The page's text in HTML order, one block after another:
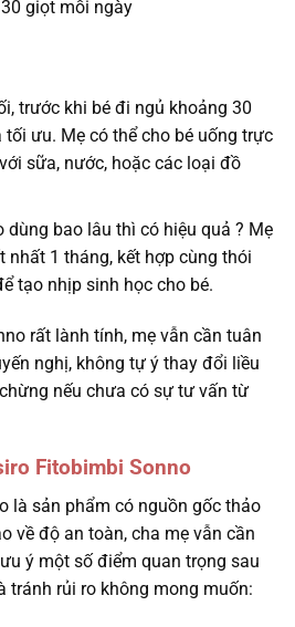
giọt mỗi ngày
trước khi bé đi ngủ khoảng 30
ưu. Mẹ có thể cho bé uống trực
sữa, nước, hoặc các loại đồ
dùng bao lâu thì có hiệu quả ? Mẹ
nhất 1 tháng, kết hợp cùng thói
tạo nhịp sinh học cho bé.
rất lành tính, mẹ vẫn cần tuân
nghị, không tự ý thay đổi liều
nếu chưa có sự tư vấn từ
Fitobimbi Sonno
là sản phẩm có nguồn gốc thảo
về độ an toàn, cha mẹ vẫn cần
ý một số điểm quan trọng sau
tránh rủi ro không mong muốn: